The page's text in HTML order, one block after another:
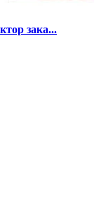
зака...